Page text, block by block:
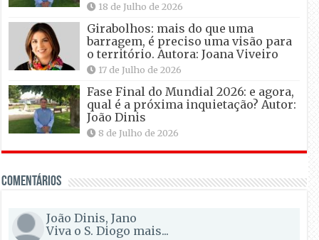
18 de Julho de 2026
Girabolhos: mais do que uma
barragem, é preciso uma visão para
o território. Autora: Joana Viveiro
17 de Julho de 2026
Fase Final do Mundial 2026: e agora,
qual é a próxima inquietação? Autor:
João Dinis
8 de Julho de 2026
Comentários
João Dinis, Jano
Viva o S. Diogo mais...